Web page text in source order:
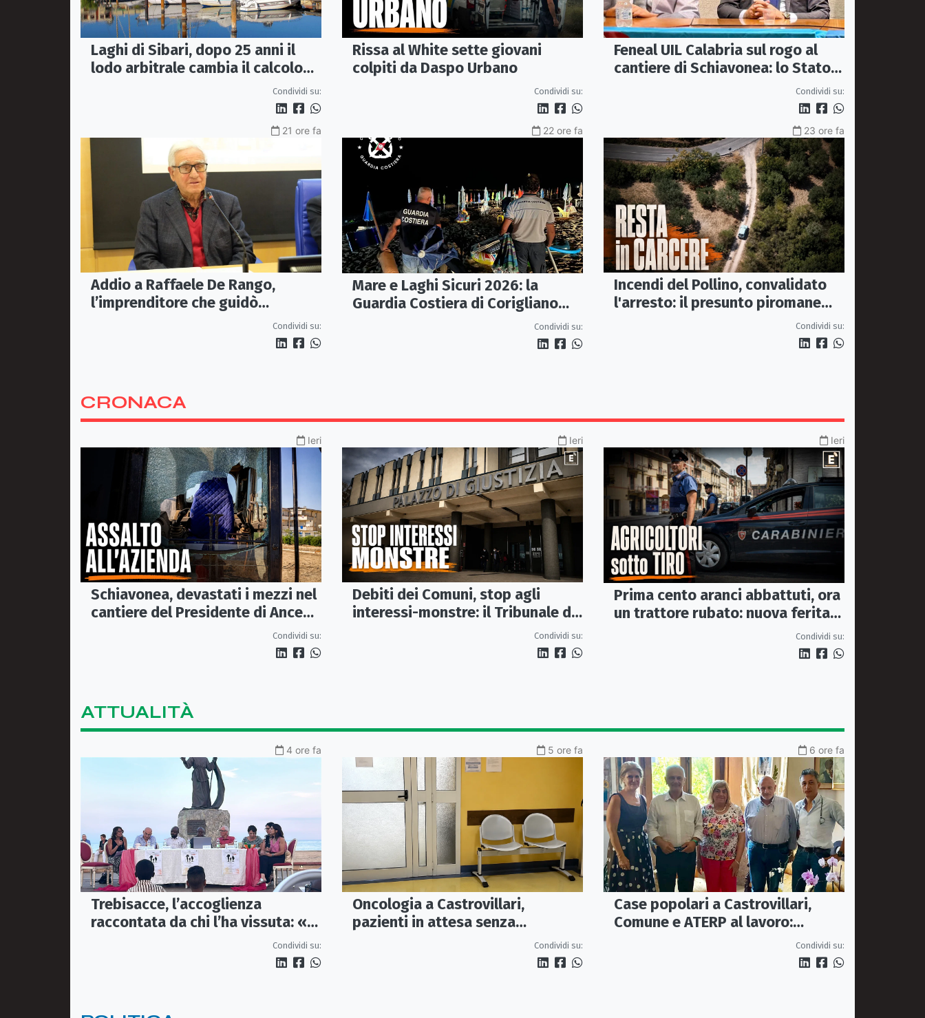
Laghi di Sibari, dopo 25 anni il
lodo arbitrale cambia il calcolo
Condividi su:
Rissa al White sette giovani
colpiti da Daspo Urbano
Condividi su:
Feneal UIL Calabria sul rogo al
cantiere di Schiavonea: lo Stato
rafforzi i presìdi di legalitàCondividi su:
21 ore fa
Addio a Raffaele De Rango,
l’imprenditore che guidò
Condividi su:
22 ore fa
Mare e Laghi Sicuri 2026: la
Guardia Costiera di Corigliano
controlla il litorale da RoccaCondividi su:
23 ore fa
Incendi del Pollino, convalidato
l'arresto: il presunto piromane
Condividi su:
CRONACA
Ieri
Schiavonea, devastati i mezzi nel
cantiere del Presidente di Ance
Condividi su:
Ieri
Debiti dei Comuni, stop agli
interessi-monstre: il Tribunale di
Castrovillari taglia il contoCondividi su:
Ieri
Prima cento aranci abbattuti, ora
un trattore rubato: nuova ferita
all’agricoltura della SibaritideCondividi su:
ATTUALITÀ
4 ore fa
Trebisacce, l’accoglienza
raccontata da chi l’ha vissuta: «Io
sono» diventa una storia diCondividi su:
5 ore fa
Oncologia a Castrovillari,
pazienti in attesa senza
climatizzazione: Rosa chiede una
stanza interna e un intervento
Condividi su:
6 ore fa
Case popolari a Castrovillari,
Comune e ATERP al lavoro:
sopralluoghi operativi entroCondividi su: